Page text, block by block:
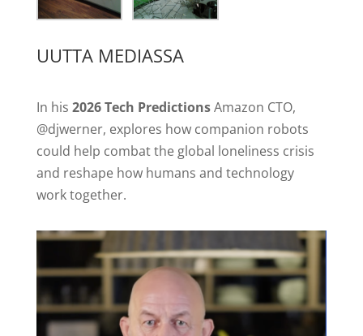
UUTTA MEDIASSA
In his 2026 Tech PredictionsAmazon CTO,
@djwerner, explores how companion robots
could help combat the global loneliness crisis
and reshape how humans and technology
work together.